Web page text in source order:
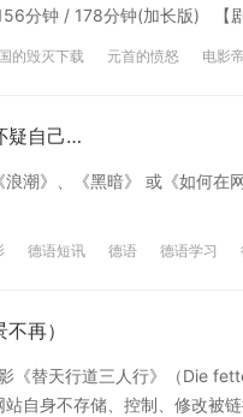
分钟 / 178分钟(加长版) 【
的毁灭下载 元首的愤怒 电影
疑自己…
潮》、《黑暗》 或《如何
德语短讯 德语 德语学习
再）
替天行道三人行》（Die
自身不存储、控制、修改被